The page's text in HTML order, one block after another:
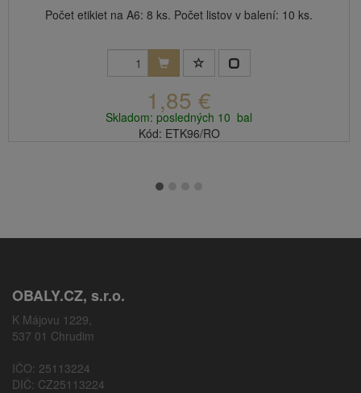
Počet etikiet na A6: 8 ks. Počet listov v balení: 10 ks.
1,85 €
Skladom: posledných 10 bal
Kód: ETK96/RO
OBALY.CZ, s.r.o.
K Májovu 1229,
537 01 Chrudim
IČO: 25113224
DIČ: CZ25113224